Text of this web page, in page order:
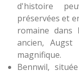
d'histoire
préservées et
romaine dans
ancien,
magnifique.
Bennwil,